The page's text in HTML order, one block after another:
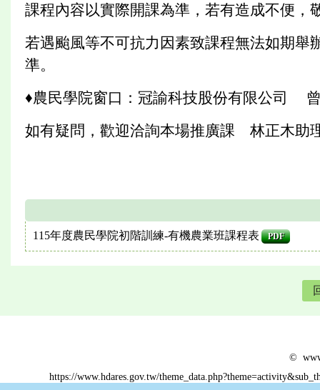
課程內容以實際開課為準，若有造成不便，
若遇颱風等不可抗力因素致課程無法如期
準。
♦農民學院窗口：冠諭科技股份有限公司
如有疑問，歡迎洽詢本場推廣課 林正木助
115年度農民學院初階訓練-有機農業班課程表 PDF
©
https://www.hdares.gov.tw/